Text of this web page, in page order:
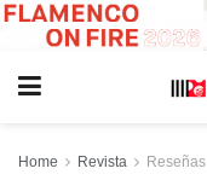
Home Revista Reseñas